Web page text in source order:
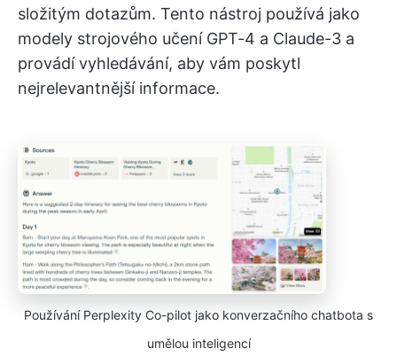
složitým dotazům. Tento nástroj používá jako
modely strojového učení GPT-4 a Claude-3 a
provádí vyhledávání, aby vám poskytl
nejrelevantnější informace.
Používání Perplexity Co-pilot jako konverzačního chatbota s
umělou inteligencí